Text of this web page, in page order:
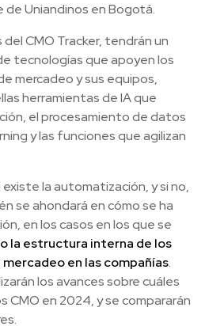
de Uniandinos en Bogotá.
CMO Tracker, tendrán un
tecnologías que apoyen los
mercadeo y sus equipos,
herramientas de IA que
el procesamiento de datos
y las funciones que agilizan
la automatización, y si no,
se ahondará en cómo se ha
en los casos en los que se
la estructura interna de los
en las compañías.
los avances sobre cuáles
CMO en 2024, y se compararán